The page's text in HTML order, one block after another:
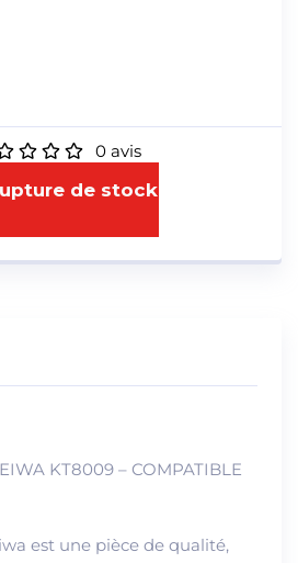
0avis
de stock
KT8009 – COMPATIBLE
est une pièce de qualité,